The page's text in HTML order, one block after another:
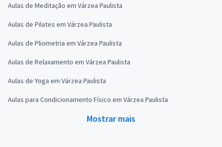
Aulas de Meditação em Várzea Paulista
Aulas de Pilates em Várzea Paulista
Aulas de Pliometria em Várzea Paulista
Aulas de Relaxamento em Várzea Paulista
Aulas de Yoga em Várzea Paulista
Aulas para Condicionamento Físico em Várzea Paulista
Mostrar mais